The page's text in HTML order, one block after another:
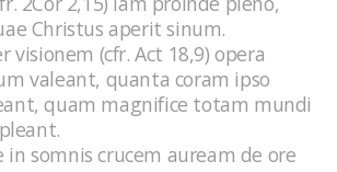
Christus aperit sinum.
visionem (cfr. Act 18,9) opera
valeant, quanta coram ipso
quam magnifice totam mundi
somnis crucem auream de ore